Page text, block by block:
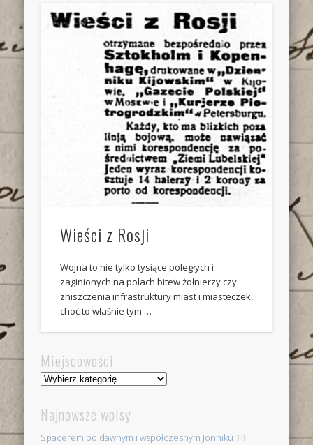
Wieści z Rosji
Wojna to nie tylko tysiące poległych i
zaginionych na polach bitew żołnierzy czy
zniszczenia infrastruktury miast i miasteczek,
choć to właśnie tym …
Miejscowości
Miejscowości
Najnowsze wpisy
Spacerem po dawnym i współczesnym Jonniku 14